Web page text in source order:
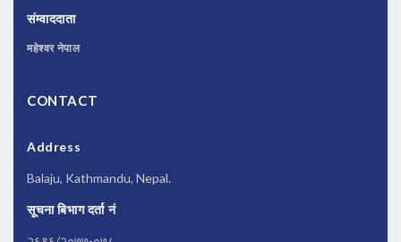
संम्वाददाता
महेश्वर नेपाल
CONTACT
Address
Balaju, Kathmandu, Nepal.
सूचना बिभाग दर्ता नं